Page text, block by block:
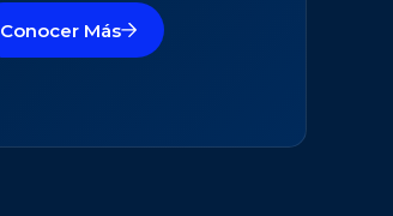
Conocer Más